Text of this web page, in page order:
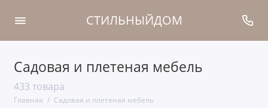
СТИЛЬНЫЙДОМ
Садовая и плетеная мебель
433 товара
Главная Садовая и плетеная мебель
Журнальные столики из ротанга
Кресла из ротанга